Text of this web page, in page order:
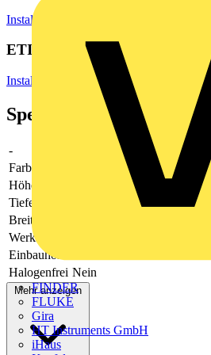
FINDER
FLUKE
Gira
HT Instruments GmbH
iHaus
Installationsmaterial & Zubehör
ETIM Group
Installationsschalterprogramme/
Spezifikationen
-
Farbe
Höhe
Tiefe
Breite
Werkstoff
Einbauhöhe
Halogenfrei Nein
Mehr anzeigen